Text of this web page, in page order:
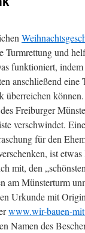
Turmrettung und
funktioniert,
anschließend eine
überreichen
Freiburger
verschwindet.
für den
ist
mit, den
am Münsterturm
Urkunde mit
www.wir-bauen-
Namen des